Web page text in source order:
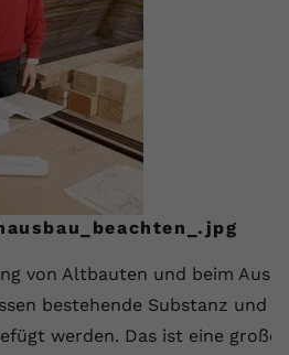
von Altbauten und beim
bestehende Substanz und
werden. Das ist eine große